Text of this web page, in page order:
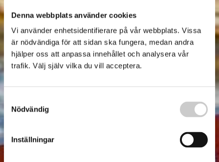
Denna webbplats använder cookies
Vi använder enhetsidentifierare på vår webbplats. Vissa
är nödvändiga för att sidan ska fungera, medan andra
hjälper oss att anpassa innehållet och analysera vår
trafik. Välj själv vilka du vill acceptera.
Nödvändig
Inställningar